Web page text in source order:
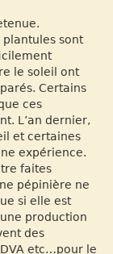
plantules sont
le soleil ont
Certains
ces
L’an dernier,
et certaines
expérience.
faites
pépinière ne
si elle est
production
des
etc…pour le